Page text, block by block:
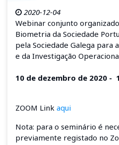
2020-12-04
Webinar conjunto
Biometria da Sociedade
pela Sociedade Galega para
e da Investigação
10 de dezembro de 2020 -
ZOOM Link aqui
Nota: para o seminário é
previamente registado no